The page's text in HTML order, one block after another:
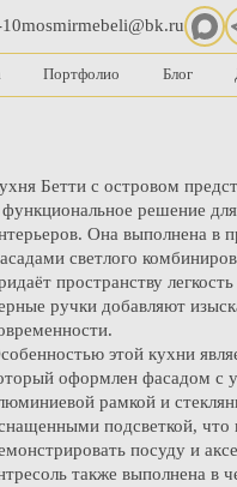
mosmirmebeli@bk.ru
Портфолио Блог
Бетти с островом
решение
Она выполнена в
светлого
пространству
ручки добавляют
этой кухни
оформлен фасадом с
рамкой и
подсветкой, что
посуду и
также выполнена в